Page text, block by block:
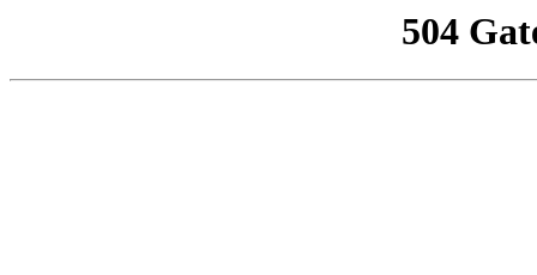
504